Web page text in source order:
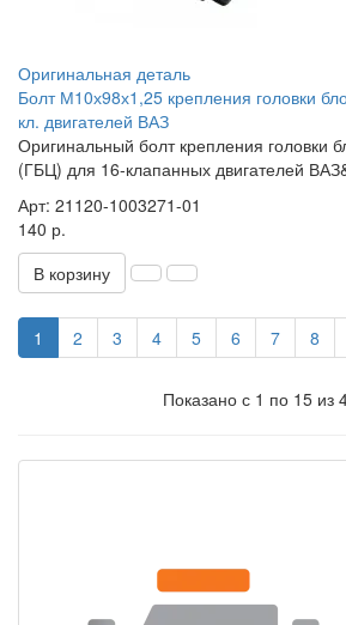
Оригинальная деталь
Болт М10х98х1,25 крепления головки
кл. двигателей ВАЗ
Оригинальный болт крепления головки
(ГБЦ) для 16-клапанных двигателей
Арт: 21120-1003271-01
140 р.
В корзину
1 2 3 4 5 6 7 8
Показано с 1 по 15 из